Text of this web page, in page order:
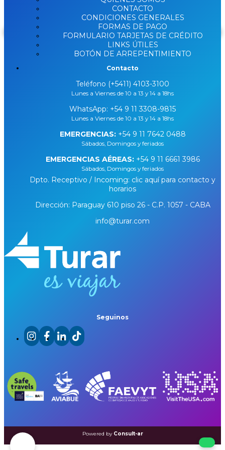
DISPONIBLE
Buscar
CONTACTO
CONDICIONES GENERALES
FORMAS DE PAGO
FORMULARIO TARJETAS DE CRÉDITO
LINKS ÚTILES
BOTÓN DE ARREPENTIMIENTO
Contacto
Teléfono (+5411) 4103-3100
Lunes a Viernes de 10 a 13 y 14 a 18hs
WhatsApp: +54 9 11 3308-9815
Lunes a Viernes de 10 a 13 y 14 a 18hs
EMERGENCIAS: +54 9 11 7642 0488
Sábados, Domingos y feriados
EMERGENCIAS AÉREAS: +54 9 11 6661 3986
Sábados, Domingos y feriados
Dpto. Receptivo / Incoming: clic aquí para contacto y
horarios
Dirección: Paraguay 610 piso 26 - C.P. 1057 - CABA
info@turar.com
Seguinos
Powered by Consult-ar